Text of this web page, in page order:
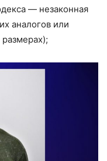
— незаконная
аналогов или